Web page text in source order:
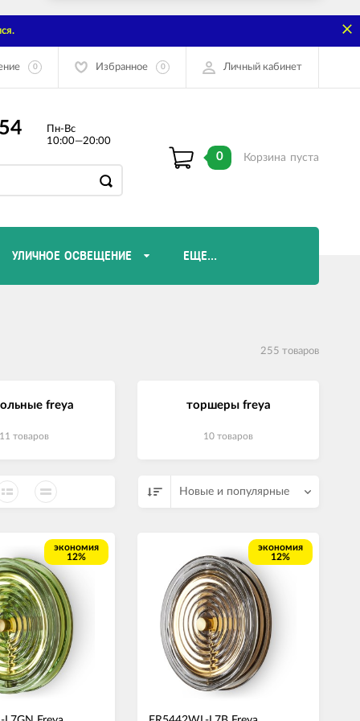
0 Избранное 0 Личный кабинет
Пн-Вс
10:00—20:00
0 Корзина пуста
УЛИЧНОЕ ОСВЕЩЕНИЕ ЕЩЕ...
255 товаров
freya
11 товаров
торшеры freya
10 товаров
Новые и популярные
экономия
12%
экономия
12%